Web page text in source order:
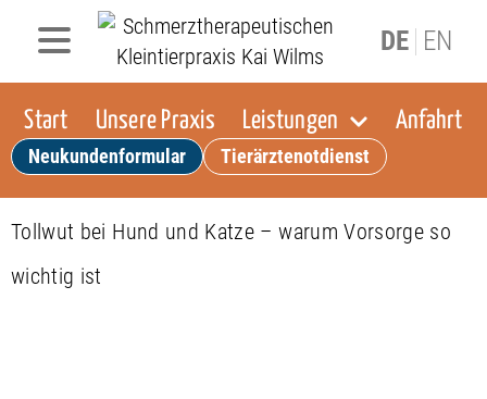
DE EN
Start Unsere Praxis Leistungen Anfahrt
Neukundenformular Tierärztenotdienst
Tollwut bei Hund und Katze – warum Vorsorge so
wichtig ist